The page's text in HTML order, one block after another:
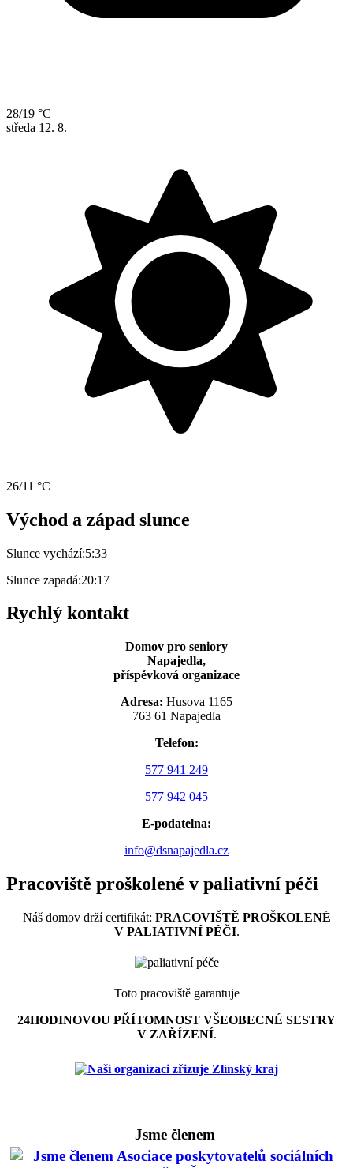
28/19 °C
středa 12. 8.
26/11 °C
Východ a západ slunce
Slunce vychází:5:33
Slunce zapadá:20:17
Rychlý kontakt
Domov pro seniory
Napajedla,
příspěvková organizace
Adresa: Husova 1165
763 61 Napajedla
Telefon:
577 941 249
577 942 045
E-podatelna:
info@dsnapajedla.cz
Pracoviště proškolené v paliativní péči
Náš domov drží certifikát: PRACOVIŠTĚ PROŠKOLENÉ
V PALIATIVNÍ PÉČI.
Toto pracoviště garantuje
24HODINOVOU PŘÍTOMNOST VŠEOBECNÉ SESTRY
V ZAŘÍZENÍ.
Jsme členem